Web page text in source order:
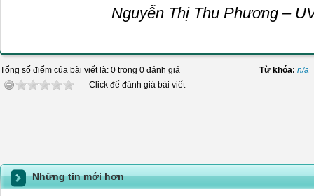
Nguyễn Thị Thu Phương –
Tổng số điểm của bài viết là: 0 trong 0 đánh giá
Click để đánh giá bài viết
Từ khóa: n/a
Những tin mới hơn